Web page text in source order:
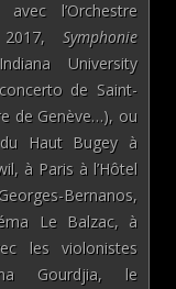
l’Orchestre
Symphonie
University
de Saint-
de Genève…), ou
Haut Bugey à
à Paris à l’Hôtel
Bernanos,
Le Balzac, à
les violonistes
Gourdjia, le